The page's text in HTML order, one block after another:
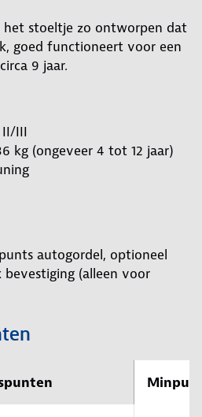
het stoeltje zo ontworpen dat
goed functioneert voor een
9 jaar.
II/III
kg (ongeveer 4 tot 12 jaar)
autogordel, optioneel
(alleen voor